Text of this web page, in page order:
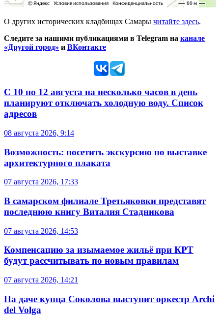
О других исторических кладбищах Самары читайте здесь.
Следите за нашими публикациями в Telegram на канале
«Другой город» и ВКонтакте
С 10 по 12 августа на несколько часов в день
планируют отключать холодную воду. Список
адресов
08 августа 2026, 9:14
Возможность: посетить экскурсию по выставке
архитектурного плаката
07 августа 2026, 17:33
В самарском филиале Третьяковки представят
последнюю книгу Виталия Стадникова
07 августа 2026, 14:53
Компенсацию за изымаемое жильё при КРТ
будут рассчитывать по новым правилам
07 августа 2026, 14:21
На даче купца Соколова выступит оркестр Archi
del Volga